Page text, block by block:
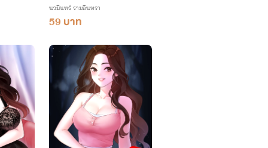
นวมินทร์ รามอินทรา
59 บาท